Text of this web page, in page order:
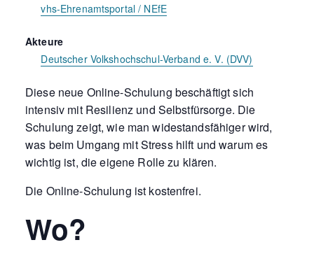
vhs-Ehrenamtsportal / NEfE
Akteure
Deutscher Volkshochschul-Verband e. V. (DVV)
Diese neue Online-Schulung beschäftigt sich
intensiv mit Resilienz und Selbstfürsorge. Die
Schulung zeigt, wie man widestandsfähiger wird,
was beim Umgang mit Stress hilft und warum es
wichtig ist, die eigene Rolle zu klären.
Die Online-Schulung ist kostenfrei.
Wo?